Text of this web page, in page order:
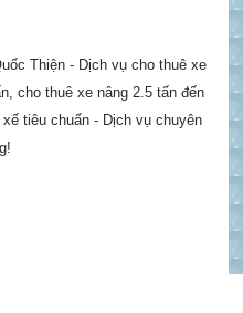
Thiện - Dịch vụ cho thuê xe
cho thuê xe nâng 2.5 tấn đến
tiêu chuẩn - Dịch vụ chuyên